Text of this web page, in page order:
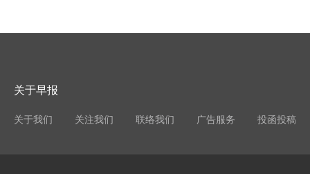
关于早报
关于我们 关注我们 联络我们 广告服务 投函投稿